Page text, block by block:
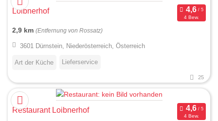
Loibnerhof
4 Bew.
2,9 km (Entfernung von Rossatz)
3601 Dürnstein, Niederösterreich, Österreich
Art der Küche Lieferservice
25
Restaurant Loibnerhof
4 Bew.